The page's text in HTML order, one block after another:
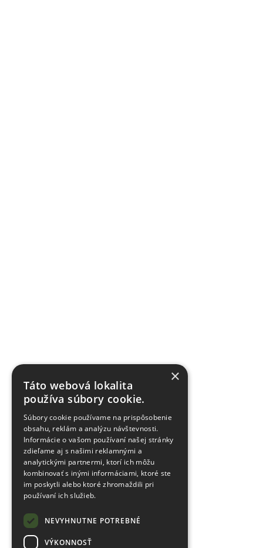
×
Táto webová lokalita
používa súbory cookie.
Súbory cookie používame na prispôsobenie
obsahu, reklám a analýzu návštevnosti.
Informácie o vašom používaní našej stránky
zdieľame aj s našimi reklamnými a
analytickými partnermi, ktorí ich môžu
kombinovať s inými informáciami, ktoré ste
im poskytli alebo ktoré zhromaždili pri
používaní ich služieb.
NEVYHNUTNE POTREBNÉ
VÝKONNOSŤ